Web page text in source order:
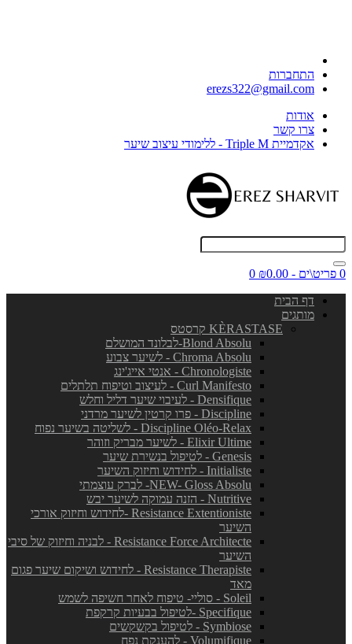
התחברות
erezs322@gmail.com
אודות
צרו קשר
אקדמיית Triple M - ללימודי עיצוב שיער
0 פריט\ים - ₪0.00
0
דף הבית
מותגים
KÈRASTASE קרסטס
Blond Absolu-לבלונד המושלם
Chroma Absolu - לשיער צבוע
Chronologiste - אנטי אייג'ינג
Curl Manifesto - לעיצוב וטיפוח תלתלים
Densifique - לעיבוי שיער דליל וחלש
Discipline - פרו קרטין לשיער מרדני
Discipline Oléo-Relax - לשליטה בשיער נפוח
Elixir Ultime - לשיער מבריק וזוהר
Genesis - לטיפול בנשירת שיער
Initialiste - לחידוש וחיזוק השיער
NEW- Gloss Absolu- לברק עוצמתי
Nutritive - הזנה עמוקה לשיער יבש
Resistance Extentioniste -לחידוש וחיזוק אורכי
השיער
Resistance Force Architecte - לבניה וחיזוק של סיבי
השיער
Resistance Therapiste - לחידוש ושיקום שיער פגום
מאד
Soleil - סוליי- טיפוח לאחר חשיפה לשמש
Specifique -לטיפול בבעיות קרקפת
Symbiose - לטיפול בקשקשים
Volumifique - להענקת נפח